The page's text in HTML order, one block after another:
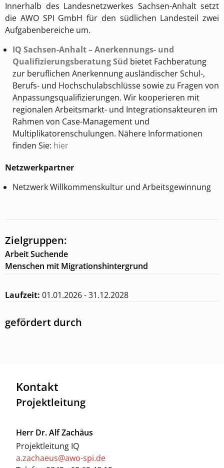
Innerhalb des Landesnetzwerkes Sachsen-Anhalt setzt
die AWO SPI GmbH für den südlichen Landesteil zwei
Aufgabenbereiche um.
IQ Sachsen-Anhalt –Anerkennungs- und
Qualifizierungsberatung Süd bietet Fachberatung
zur beruflichen Anerkennung ausländischer Schul-,
Berufs- und Hochschulabschlüsse sowie zu Fragen von
Anpassungsqualifizierungen. Wir kooperieren mit
regionalen Arbeitsmarkt- und Integrationsakteuren im
Rahmen von Case-Management und
Multiplikatorenschulungen. Nähere Informationen
finden Sie: hier
Netzwerkpartner
Netzwerk Willkommenskultur und Arbeitsgewinnung
Zielgruppen:
Arbeit Suchende
Menschen mit Migrationshintergrund
Laufzeit: 01.01.2026 - 31.12.2028
gefördert durch
Kontakt
Projektleitung
Herr Dr. Alf Zachäus
Projektleitung IQ
a.zachaeus@awo-spi.de